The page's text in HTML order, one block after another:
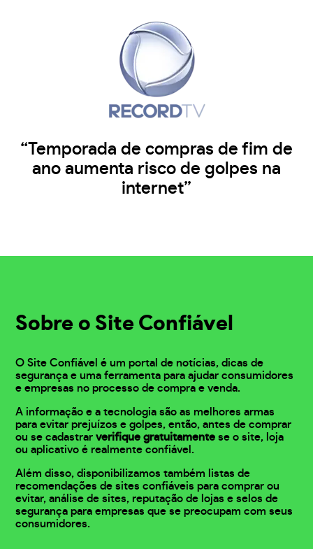
“Temporada de compras de fim de
ano aumenta risco de golpes na
internet”
Sobre o Site Confiável
O Site Confiável é um portal de notícias, dicas de
segurança e uma ferramenta para ajudar consumidores
e empresas no processo de compra e venda.
A informação e a tecnologia são as melhores armas
para evitar prejuízos e golpes, então, antes de comprar
ou se cadastrarverifique gratuitamente se o site, loja
ou aplicativo é realmente confiável.
Além disso, disponibilizamos também listas de
recomendações de sites confiáveis para comprar ou
evitar, análise de sites, reputação de lojas e selos de
segurança para empresas que se preocupam com seus
consumidores.